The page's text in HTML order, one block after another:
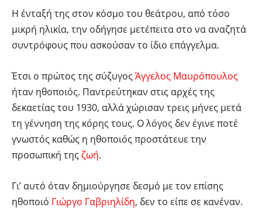
Η ένταξή της στον κόσμο του θεάτρου, από τόσο
μικρή ηλικία, την οδήγησε μετέπειτα στο να αναζητά
συντρόφους που ασκούσαν το ίδιο επάγγελμα.
Έτσι ο πρώτος της σύζυγος Άγγελος Μαυρόπουλος
ήταν ηθοποιός. Παντρεύτηκαν στις αρχές της
δεκαετίας του 1930, αλλά χώρισαν τρεις μήνες μετά
τη γέννηση της κόρης τους. Ο λόγος δεν έγινε ποτέ
γνωστός καθώς η ηθοποιός προστάτευε την
προσωπική της ζωή.
Γι’ αυτό όταν δημιούργησε δεσμό με τον επίσης
ηθοποιό Γιώργο Γαβριηλίδη, δεν το είπε σε κανέναν.